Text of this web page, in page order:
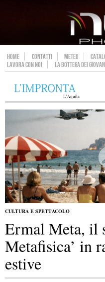
HOME CONTATTI METEO
LAVORA CON NOI
LA BOTTEGA DEI
CULTURA E SPETTACOLO
Ermal Meta, il
Metafisica’ in
estive